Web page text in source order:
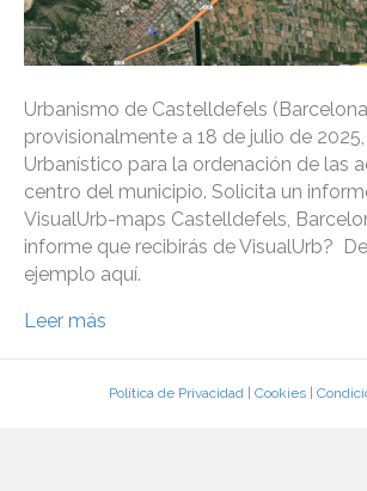
Urbanismo de Castelldefels
provisionalmente a 18 de julio de
Urbanístico para la ordenación de las
centro del municipio. Solicita un
VisualUrb-maps Castelldefels,
informe que recibirás de VisualUrb?
ejemplo aquí.
Leer más
Política de Privacidad| Cookies|